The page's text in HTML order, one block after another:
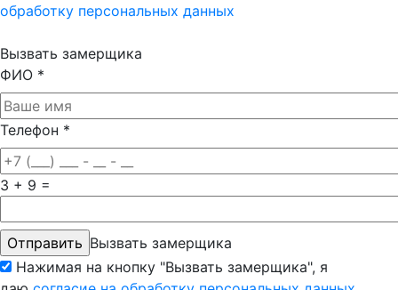
обработку персональных данных
Вызвать замерщика
ФИО *
Телефон *
3 + 9 =
Вызвать замерщика
Нажимая на кнопку "Вызвать замерщика", я